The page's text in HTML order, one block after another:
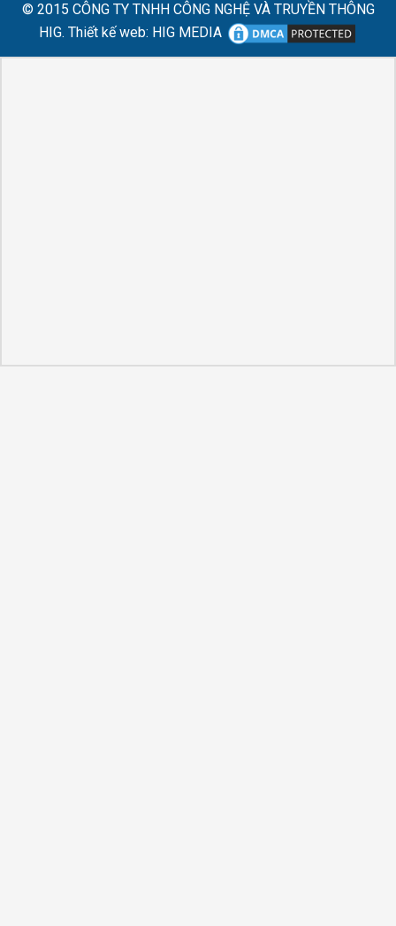
© 2015 CÔNG TY TNHH CÔNG NGHỆ VÀ TRUYỀN THÔNG
HIG. Thiết kế web: HIG MEDIA